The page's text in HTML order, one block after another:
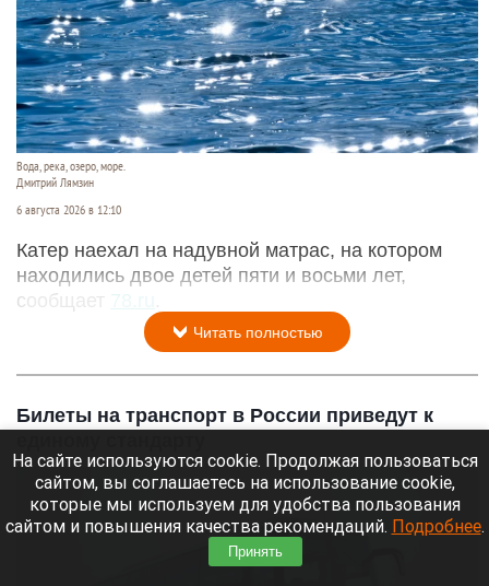
Вода, река, озеро, море.
Дмитрий Лямзин
6 августа 2026 в 12:10
Катер наехал на надувной матрас, на котором
находились двое детей пяти и восьми лет,
сообщает 78.ru
Читать полностью
Билеты на транспорт в России приведут к
На сайте используются cookie. Продолжая пользоваться
сайтом, вы соглашаетесь на использование cookie,
которые мы используем для удобства пользования
сайтом и повышения качества рекомендаций. Подробнее.
Принять